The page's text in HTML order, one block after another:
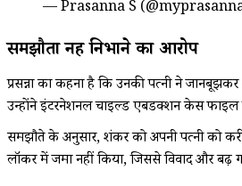
— Prasanna S
समझौता नहीं निभाने का आरोप
प्रसन्ना का कहना है कि उनकी पत्नी ने
उन्होंने इंटरनेशनल चाइल्ड एबडक्शन केस फाइल
समझौते के अनुसार, शंकर को अपनी पत्नी को
लॉकर में जमा नहीं किया, जिससे विवाद और बढ़